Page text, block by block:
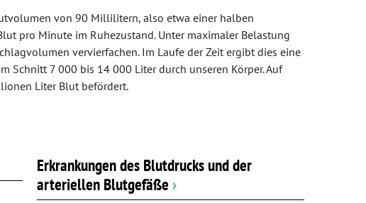
von 90 Millilitern, also etwa einer halben
pro Minute im Ruhezustand. Unter maximaler Belastung
vervierfachen. Im Laufe der Zeit ergibt dies eine
Schnitt 7 000 bis 14 000 Liter durch unseren Körper. Auf
Liter Blut befördert.
Erkrankungen des Blutdrucks und der
arteriellen Blutgefäße›